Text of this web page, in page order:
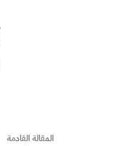
المقالة القادمة